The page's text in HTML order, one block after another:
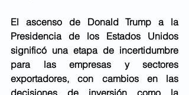
El ascenso de Donald Trump a la
Presidencia de los Estados Unidos
significó una etapa de incertidumbre
para las empresas y sectores
exportadores, con cambios en las
decisiones de inversión como la